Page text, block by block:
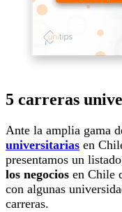
5 carreras
Ante la amplia gama
universitarias en
presentamos un
los negocios en Chile
con algunas
carreras.